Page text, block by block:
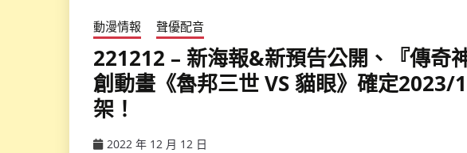
動漫情報 聲優配音
221212 – 新海報&新預告公開、『傳奇
創動畫《魯邦三世 VS 貓眼》確定
架！
2022 年 12 月 12 日